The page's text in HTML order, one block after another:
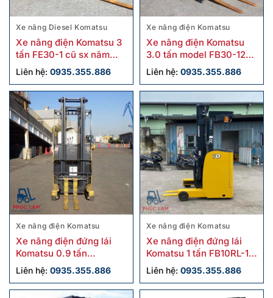
Xe nâng Diesel Komatsu
Xe nâng điện Komatsu 3
tấn FE30-1 cũ sx năm
2018
Liên hệ: 0935.355.886
Xe nâng điện Komatsu
Xe nâng điện Komatsu
3.0 tấn model FB30-12
cũ
Liên hệ: 0935.355.886
Xe nâng điện Komatsu
Xe nâng điện đứng lái
Komatsu 0.9 tấn
FB09RS-14 cũ
Liên hệ: 0935.355.886
Xe nâng điện Komatsu
Xe nâng điện đứng lái
Komatsu 1 tấn FB10RL-15
2020 cũ
Liên hệ: 0935.355.886